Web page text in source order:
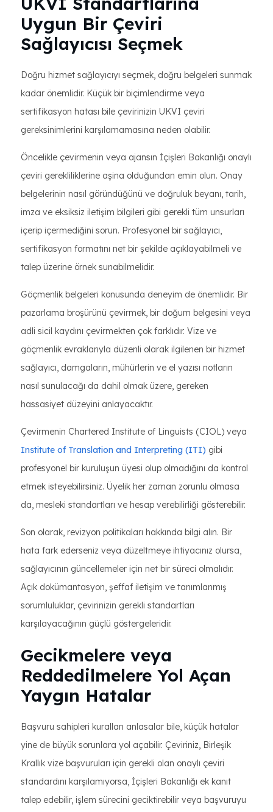
Uygun Bir Çeviri
Sağlayıcısı Seçmek
Doğru hizmet sağlayıcıyı seçmek, doğru belgeleri sunmak
kadar önemlidir. Küçük bir biçimlendirme veya
sertifikasyon hatası bile çevirinizin UKVI çeviri
gereksinimlerini karşılamamasına neden olabilir.
Öncelikle çevirmenin veya ajansın İçişleri Bakanlığı onaylı
çeviri gerekliliklerine aşina olduğundan emin olun. Onay
belgelerinin nasıl göründüğünü ve doğruluk beyanı, tarih,
imza ve eksiksiz iletişim bilgileri gibi gerekli tüm unsurları
içerip içermediğini sorun. Profesyonel bir sağlayıcı,
sertifikasyon formatını net bir şekilde açıklayabilmeli ve
talep üzerine örnek sunabilmelidir.
Göçmenlik belgeleri konusunda deneyim de önemlidir. Bir
pazarlama broşürünü çevirmek, bir doğum belgesini veya
adli sicil kaydını çevirmekten çok farklıdır. Vize ve
göçmenlik evraklarıyla düzenli olarak ilgilenen bir hizmet
sağlayıcı, damgaların, mühürlerin ve el yazısı notların
nasıl sunulacağı da dahil olmak üzere, gereken
hassasiyet düzeyini anlayacaktır.
Çevirmenin Chartered Institute of Linguists (CIOL) veya
Institute of Translation and Interpreting (ITI) gibi
profesyonel bir kuruluşun üyesi olup olmadığını da kontrol
etmek isteyebilirsiniz. Üyelik her zaman zorunlu olmasa
da, mesleki standartları ve hesap verebilirliği gösterebilir.
Son olarak, revizyon politikaları hakkında bilgi alın. Bir
hata fark ederseniz veya düzeltmeye ihtiyacınız olursa,
sağlayıcının güncellemeler için net bir süreci olmalıdır.
Açık dokümantasyon, şeffaf iletişim ve tanımlanmış
sorumluluklar, çevirinizin gerekli standartları
karşılayacağının güçlü göstergeleridir.
Gecikmelere veya
Reddedilmelere Yol Açan
Yaygın Hatalar
Başvuru sahipleri kuralları anlasalar bile, küçük hatalar
yine de büyük sorunlara yol açabilir. Çeviriniz, Birleşik
Krallık vize başvuruları için gerekli olan onaylı çeviri
standardını karşılamıyorsa, İçişleri Bakanlığı ek kanıt
talep edebilir, işlem sürecini geciktirebilir veya başvuruyu